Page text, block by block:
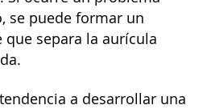
se puede formar un
separa la aurícula
a desarrollar una